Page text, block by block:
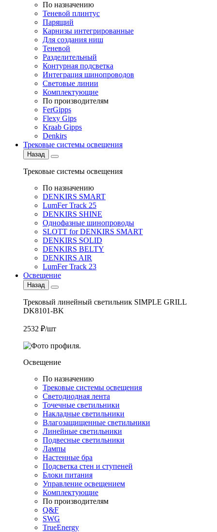
По назначению
Теневой плинтус
Парящий
Карнизы интегрированные
Для создания ниш
Теневой
Разделительный
Контурная подсветка
Интеграция шинопроводов
Световые линии
Комплектующие
По производителям
FerGipps
Flexy Gips
Kraab Gipps
Denkirs
Трековые системы освещения
Назад
Трековые системы освещения
По назначению
DENKIRS SMART
LumFer Track 25
DENKIRS SHINE
Однофазные шинопроводы
SLOTT for DENKIRS SMART
DENKIRS SOLID
DENKIRS BELTY
DENKIRS AIR
LumFer Track 23
Освещение
Назад
Трековый линейный светильник SIMPLE GRILL
DK8101-BK
2532 ₽/шт
Освещение
По назначению
Трековые системы освещения
Светодиодная лента
Точечные светильники
Накладные светильники
Влагозащищенные светильники
Линейные светильники
Подвесные светильники
Лампы
Настенные бра
Подсветка стен и ступеней
Блоки питания
Управление освещением
Комплектующие
По производителям
Q&F
SWG
TrueEnergy